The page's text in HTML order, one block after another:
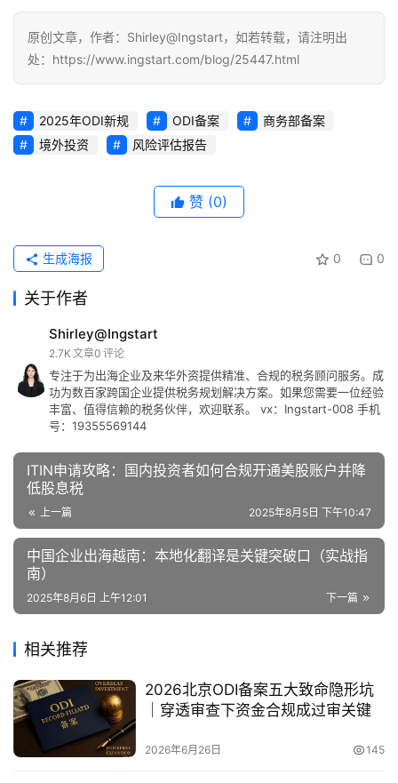
原创文章，作者：Shirley@Ingstart，如若转载，请注明出
处：https://www.ingstart.com/blog/25447.html
2025年ODI新规 ODI备案
商务部备案
境外投资
风险评估报告
赞 (0)
0 0
生成海报
关于作者
Shirley@Ingstart
2.7K 文章0 评论
专注于为出海企业及来华外资提供精准、合规的税务顾问服务。成
功为数百家跨国企业提供税务规划解决方案。如果您需要一位经验
丰富、值得信赖的税务伙伴，欢迎联系。 vx：Ingstart-008 手机
号：19355569144
ITIN申请攻略：国内投资者如何合规开通美股账户并降
低股息税
上一篇 2025年8月5日 下午10:47
中国企业出海越南：本地化翻译是关键突破口（实战指
南）
下一篇
2025年8月6日 上午12:01
相关推荐
2026北京ODI备案五大致命隐形坑
｜穿透审查下资金合规成过审关键
2026年6月26日 145